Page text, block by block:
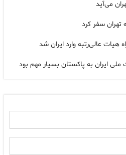
می‌آید
تهران سفر کرد
هیات عالی‌رتبه وارد ایران شد
ایران به پاکستان بسیار مهم بود